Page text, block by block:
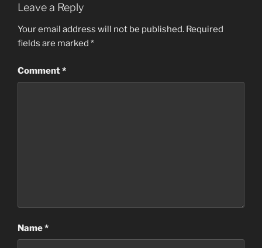
Leave a Reply
Your email address will not be published. Required
fields are marked *
Comment*
Name*